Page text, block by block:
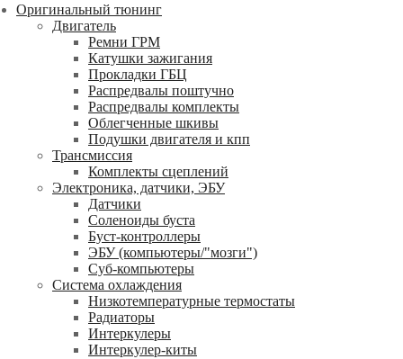
Оригинальный тюнинг
Двигатель
Ремни ГРМ
Катушки зажигания
Прокладки ГБЦ
Распредвалы поштучно
Распредвалы комплекты
Облегченные шкивы
Подушки двигателя и кпп
Трансмиссия
Комплекты сцеплений
Электроника, датчики, ЭБУ
Датчики
Соленоиды буста
Буст-контроллеры
ЭБУ (компьютеры/"мозги")
Суб-компьютеры
Система охлаждения
Низкотемпературные термостаты
Радиаторы
Интеркулеры
Интеркулер-киты